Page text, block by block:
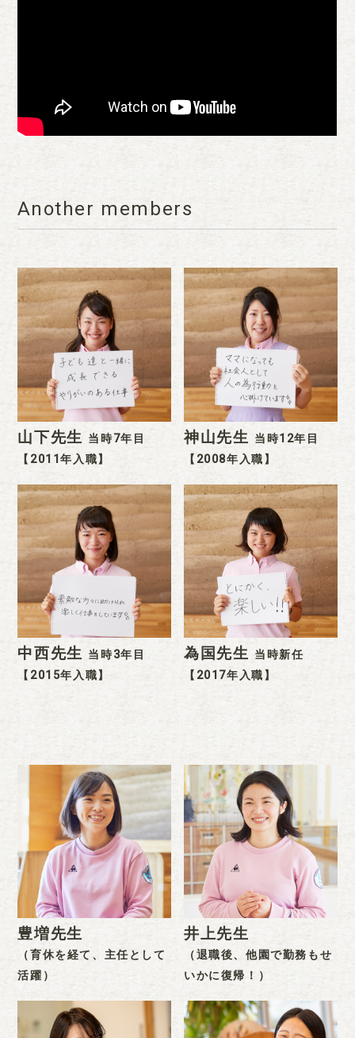
Another members
山下先生 当時7年目
【2011年入職】
神山先生 当時12年目
【2008年入職】
中西先生 当時3年目
【2015年入職】
為国先生 当時新任
【2017年入職】
豊増先生
（育休を経て、主任として
活躍）
井上先生
（退職後、他園で勤務もせ
いかに復帰！）